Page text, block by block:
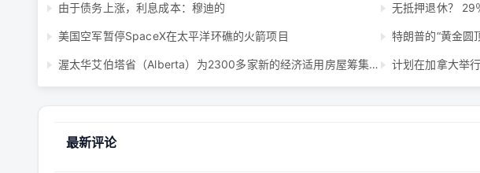
由于债务上涨，利息成本：穆迪的 无抵押退休？ 29
美国空军暂停SpaceX在太平洋环礁的火箭项目
渥太华艾伯塔省（Alberta）为2300多家新的经济适用房屋筹集了2.03亿美元 ... 计划在加拿大举
最新评论